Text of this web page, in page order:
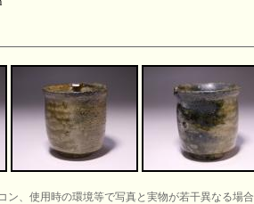
、使用時の環境等で写真と実物が若干異なる場